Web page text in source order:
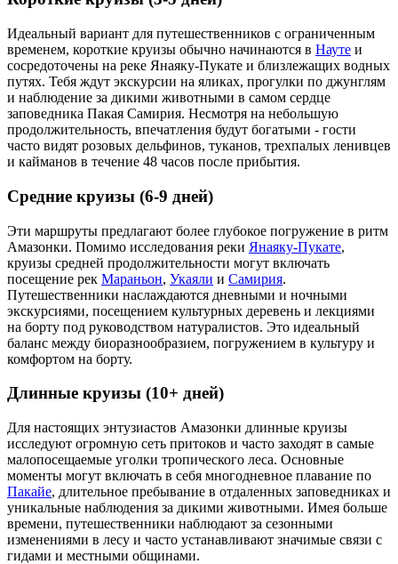
Идеальный вариант для путешественников с ограниченным
временем, короткие круизы обычно начинаются в Науте и
сосредоточены на реке Янаяку-Пукате и близлежащих водных
путях. Тебя ждут экскурсии на яликах, прогулки по джунглям
и наблюдение за дикими животными в самом сердце
заповедника Пакая Самирия. Несмотря на небольшую
продолжительность, впечатления будут богатыми - гости
часто видят розовых дельфинов, туканов, трехпалых ленивцев
и кайманов в течение 48 часов после прибытия.
Средние круизы (6-9 дней)
Эти маршруты предлагают более глубокое погружение в ритм
Амазонки. Помимо исследования реки Янаяку-Пукате,
круизы средней продолжительности могут включать
посещение рек Мараньон, Укаяли и Самирия.
Путешественники наслаждаются дневными и ночными
экскурсиями, посещением культурных деревень и лекциями
на борту под руководством натуралистов. Это идеальный
баланс между биоразнообразием, погружением в культуру и
комфортом на борту.
Длинные круизы (10+ дней)
Для настоящих энтузиастов Амазонки длинные круизы
исследуют огромную сеть притоков и часто заходят в самые
малопосещаемые уголки тропического леса. Основные
моменты могут включать в себя многодневное плавание по
Пакайе, длительное пребывание в отдаленных заповедниках и
уникальные наблюдения за дикими животными. Имея больше
времени, путешественники наблюдают за сезонными
изменениями в лесу и часто устанавливают значимые связи с
гидами и местными общинами.